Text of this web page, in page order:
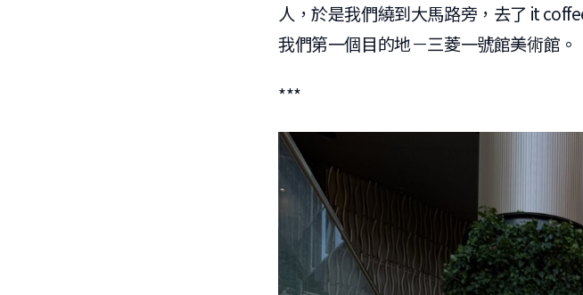
人，於是我們繞到大馬路旁，去了 it
我們第一個目的地－三菱一號館美術館。
***